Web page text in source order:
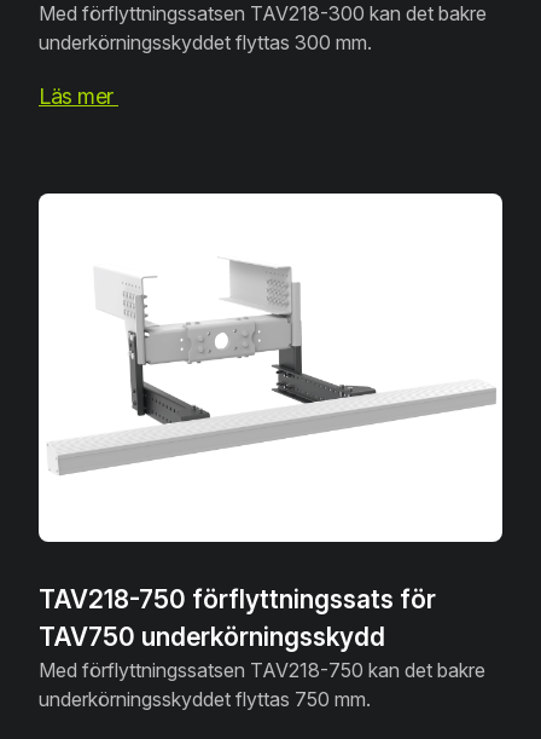
Med förflyttningssatsen TAV218-300 kan det bakre
underkörningsskyddet flyttas 300 mm.
Läs mer
TAV218-750 förflyttningssats för
TAV750 underkörningsskydd
Med förflyttningssatsen TAV218-750 kan det bakre
underkörningsskyddet flyttas 750 mm.